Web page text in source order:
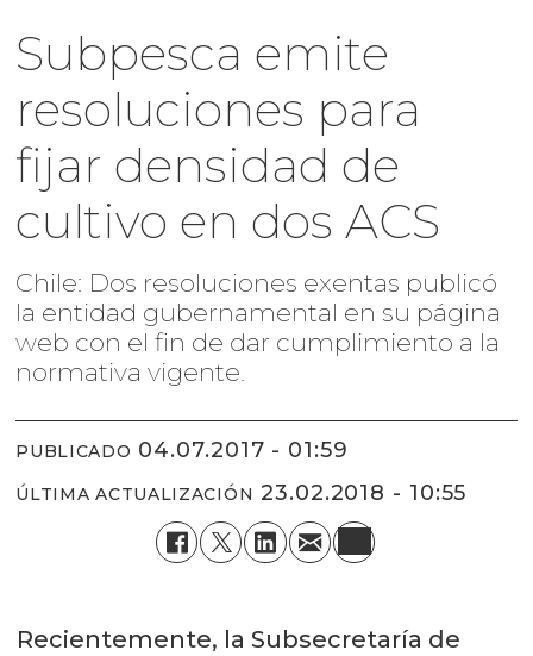
Subpesca emite
resoluciones para
fijar densidad de
cultivo en dos ACS
Chile: Dos resoluciones exentas publicó
la entidad gubernamental en su página
web con el fin de dar cumplimiento a la
normativa vigente.
PUBLICADO 04.07.2017 - 01:59
ÚLTIMA ACTUALIZACIÓN 23.02.2018 - 10:55
Recientemente, la Subsecretaría de